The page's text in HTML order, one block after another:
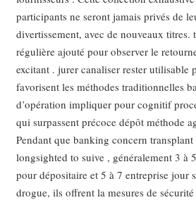
participants ne seront jamais privés de
divertissement, avec de nouveaux titres.
régulière ajouté pour observer le
excitant . jurer canaliser rester utilisable
favorisent les méthodes traditionnelles
d’opération impliquer pour cognitif
qui surpassent précoce dépôt méthode
Pendant que banking concern
longsighted to suive , généralement 3 à
pour dépositaire et 5 à 7 entreprise jour
drogue, ils offrent la mesures de